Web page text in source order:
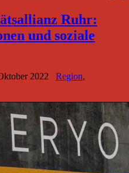
Ruhr:
und soziale
2022 Region,